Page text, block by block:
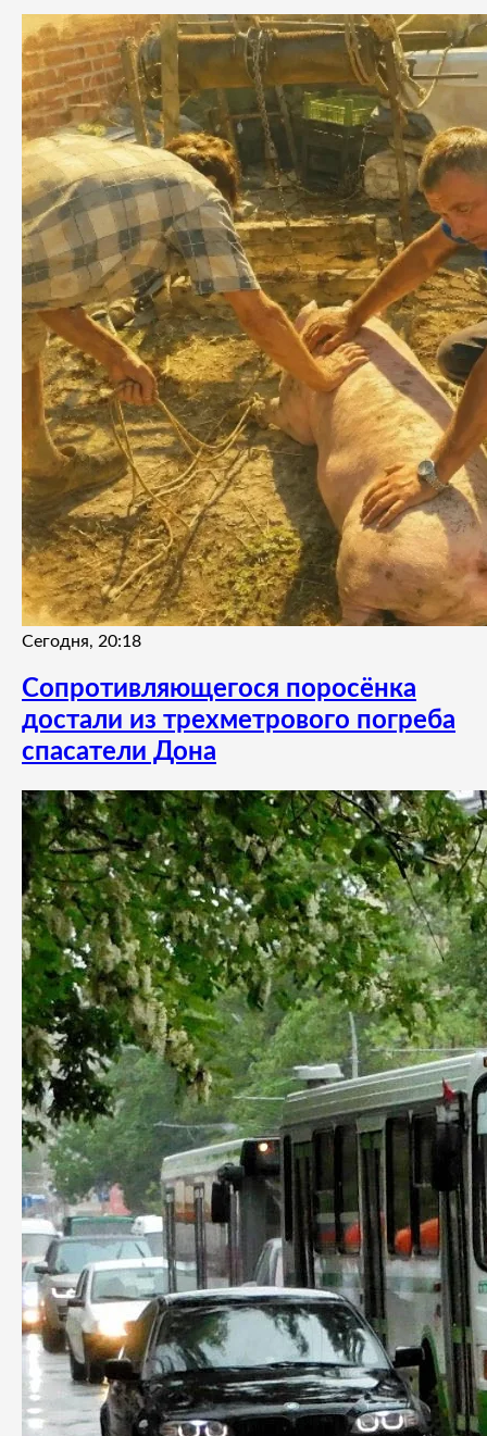
Сегодня, 20:18
Сопротивляющегося поросёнка
достали из трехметрового погреба
спасатели Дона